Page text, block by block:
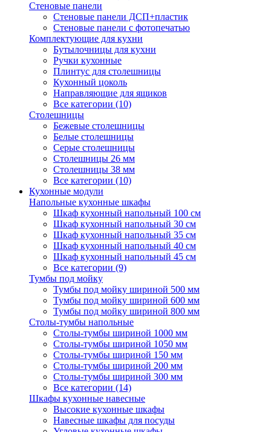
Стеновые панели
Стеновые панели ДСП+пластик
Стеновые панели с фотопечатью
Комплектующие для кухни
Бутылочницы для кухни
Ручки кухонные
Плинтус для столешницы
Кухонный цоколь
Направляющие для ящиков
Все категории (10)
Столешницы
Бежевые столешницы
Белые столешницы
Серые столешницы
Столешницы 26 мм
Столешницы 38 мм
Все категории (10)
Кухонные модули
Напольные кухонные шкафы
Шкаф кухонный напольный 100 см
Шкаф кухонный напольный 30 см
Шкаф кухонный напольный 35 см
Шкаф кухонный напольный 40 см
Шкаф кухонный напольный 45 см
Все категории (9)
Тумбы под мойку
Тумбы под мойку шириной 500 мм
Тумбы под мойку шириной 600 мм
Тумбы под мойку шириной 800 мм
Столы-тумбы напольные
Столы-тумбы шириной 1000 мм
Столы-тумбы шириной 1050 мм
Столы-тумбы шириной 150 мм
Столы-тумбы шириной 200 мм
Столы-тумбы шириной 300 мм
Все категории (14)
Шкафы кухонные навесные
Высокие кухонные шкафы
Навесные шкафы для посуды